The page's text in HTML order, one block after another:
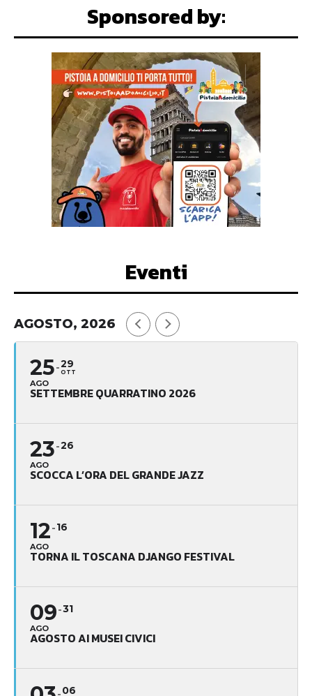
Sponsored by:
Eventi
AGOSTO, 2026
25
AGO
29
OTT
SETTEMBRE QUARRATINO 2026
23
AGO
26
SCOCCA L’ORA DEL GRANDE JAZZ
12
AGO
16
TORNA IL TOSCANA DJANGO FESTIVAL
09
AGO
31
AGOSTO AI MUSEI CIVICI
06